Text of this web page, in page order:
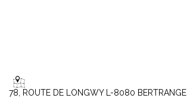
78, ROUTE DE LONGWY L-8080 BERTRANGE